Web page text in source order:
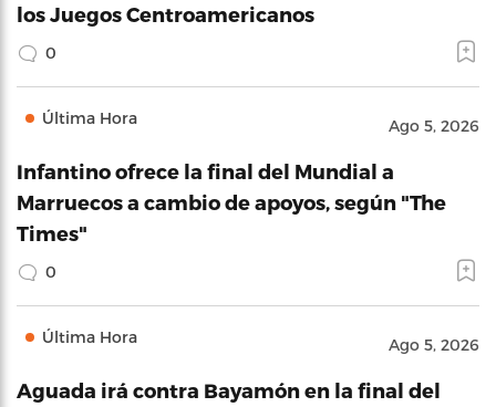
los Juegos Centroamericanos
0
Última Hora Ago 5, 2026
Infantino ofrece la final del Mundial a
Marruecos a cambio de apoyos, según "The
Times"
0
Última Hora Ago 5, 2026
Aguada irá contra Bayamón en la final del